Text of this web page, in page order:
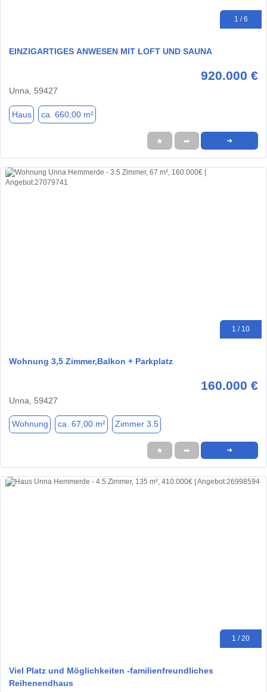
1 / 6
EINZIGARTIGES ANWESEN MIT LOFT UND SAUNA
920.000 €
Unna, 59427
Haus ca. 660,00 m²
★ ➦ ➜
1 / 10
Wohnung 3,5 Zimmer,Balkon + Parkplatz
160.000 €
Unna, 59427
Wohnung ca. 67,00 m² Zimmer 3.5
★ ➦ ➜
1 / 20
Viel Platz und Möglichkeiten -familienfreundliches
Reihenendhaus